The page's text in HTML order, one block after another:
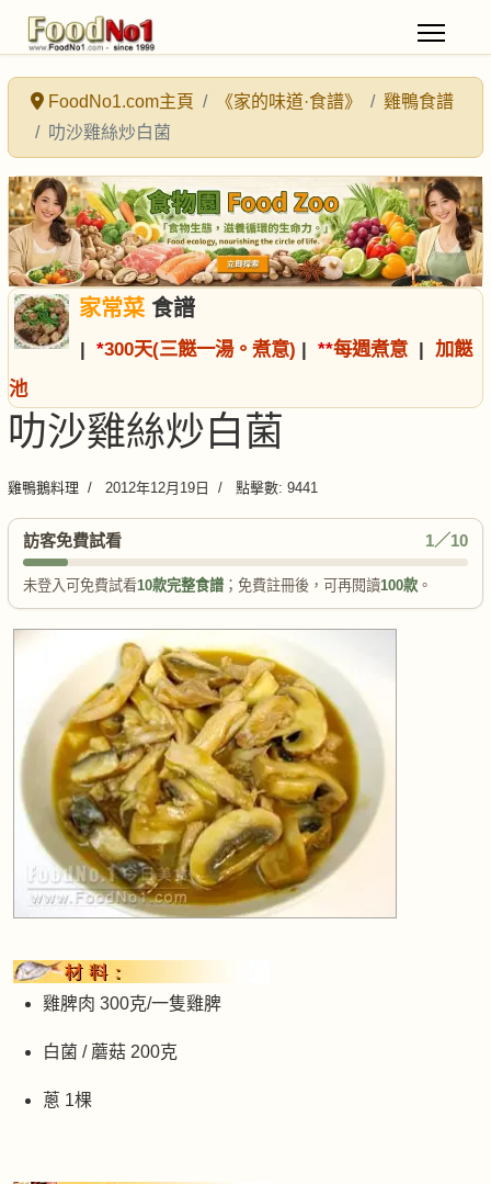
FoodNo1.com主頁 《家的味道·食譜》
雞鴨食譜
叻沙雞絲炒白菌
家常菜食譜
| *300天(三餸一湯。煮意) | **每週煮意 | 加餸
池
叻沙雞絲炒白菌
雞鴨鵝料理 2012年12月19日 點擊數: 9441
訪客免費試看 1／10
未登入可免費試看10款完整食譜 ；免費註冊後，可再閱讀100款 。
雞脾肉 300克/一隻雞脾
白菌 / 蘑菇 200克
蔥 1棵